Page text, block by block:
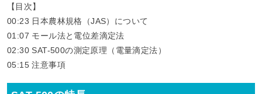
【目次】
00:23​ 日本農林規格（JAS）について
01:07​ モール法と電位差滴定法
02:30​ SAT-500の測定原理（電量滴定法）
05:15​ 注意事項